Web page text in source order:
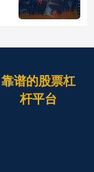
靠谱的股票杠
杆平台